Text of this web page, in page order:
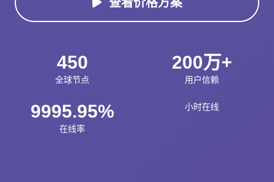
450
全球节点
200万+
用户信赖
9995.95%
在线率
小时在线